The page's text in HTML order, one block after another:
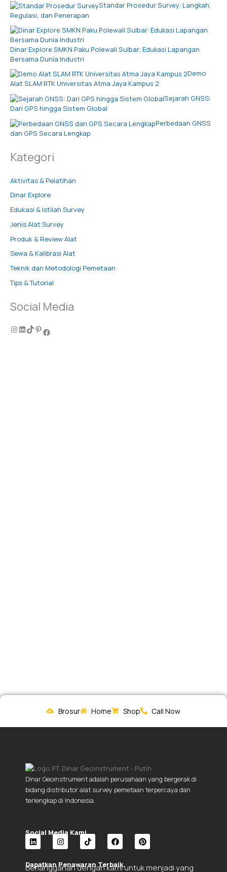
Standar Prosedur Survey: Langkah,
Regulasi, dan Penerapan
Dinar Explore SMKN Paku Polewali Sulbar: Edukasi Lapangan
Bersama Dunia Industri
Demo
Alat SLAM RTK Universitas Atma Jaya Kampus 2
Sejarah GNSS:
Dari GPS hingga Sistem Global
Perbedaan GNSS
dan GPS Secara Lengkap
Kategori
Aktivitas & Pelatihan
Dinar Explore
Edukasi & Istilah Survey
Jenis Alat Survey
Produk & Review Alat
Sewa & Kalibrasi Alat
Teknik dan Metodologi Pemetaan
Tips & Tutorial
Social Media
Brosur Home Shop Call Now
Dinar Geoinstrument adalah perusahaan yang bergerak di
bidang distributor alat survey pemetaan terpercaya dan
terlengkap di Indonesia.
Social Media Kami.
L
n
I
n
s
T
k
F
a
c
P
n
Dapatkan Penawaran Terbaik.
Berlangganan dengan kami untuk menjadi yang